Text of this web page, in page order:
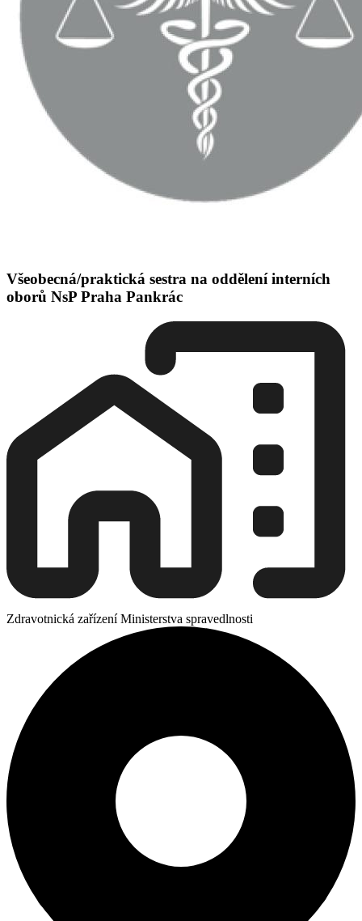
Všeobecná/praktická sestra na oddělení interních
oborů NsP Praha Pankrác
Zdravotnická zařízení Ministerstva spravedlnosti